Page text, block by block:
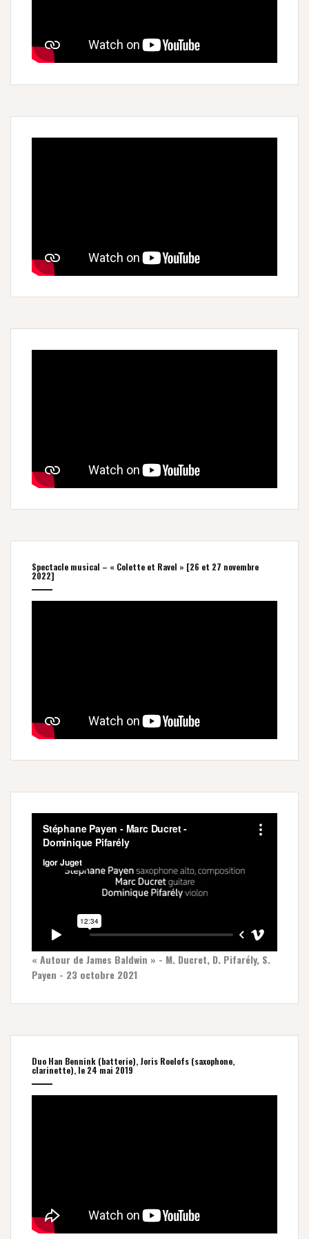
Spectacle musical – « Colette et Ravel » [26 et 27 novembre
2022]
« Autour de James Baldwin » - M. Ducret, D. Pifarély, S.
Payen - 23 octobre 2021
Duo Han Bennink (batterie), Joris Roelofs (saxophone,
clarinette), le 24 mai 2019